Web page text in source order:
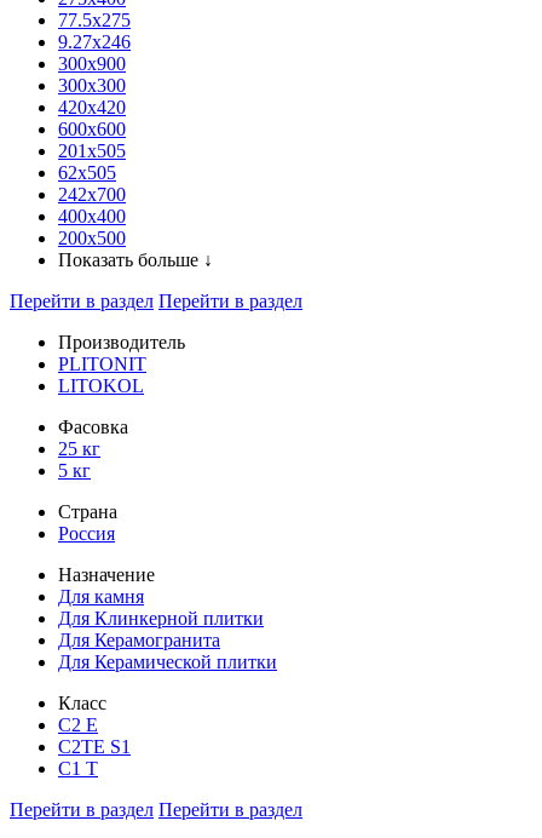
77.5х275
9.27x246
300x900
300x300
420х420
600х600
201х505
62х505
242х700
400х400
200х500
Показать больше ↓
Перейти в раздел Перейти в раздел
Производитель
PLITONIT
LITOKOL
Фасовка
25 кг
5 кг
Страна
Россия
Назначение
Для камня
Для Клинкерной плитки
Для Керамогранита
Для Керамической плитки
Класс
С2 Е
C2TE S1
C1 T
Перейти в раздел Перейти в раздел